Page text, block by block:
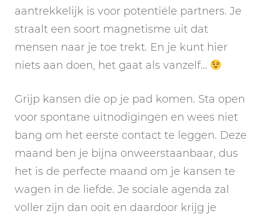
aantrekkelijk is voor potentiële partners. Je
straalt een soort magnetisme uit dat
mensen naar je toe trekt. En je kunt hier
niets aan doen, het gaat als vanzelf…
Grijp kansen die op je pad komen. Sta open
voor spontane uitnodigingen en wees niet
bang om het eerste contact te leggen. Deze
maand ben je bijna onweerstaanbaar, dus
het is de perfecte maand om je kansen te
wagen in de liefde. Je sociale agenda zal
voller zijn dan ooit en daardoor krijg je